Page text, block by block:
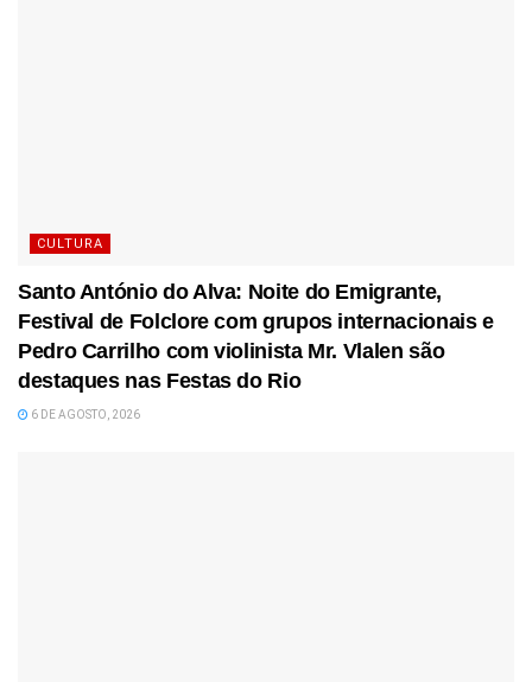
CULTURA
Santo António do Alva: Noite do Emigrante,
Festival de Folclore com grupos internacionais e
Pedro Carrilho com violinista Mr. Vlalen são
destaques nas Festas do Rio
6 DE AGOSTO, 2026